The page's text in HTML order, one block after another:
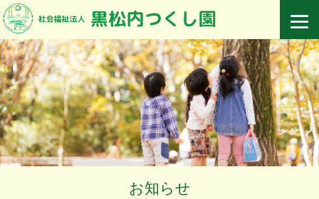
お知らせ